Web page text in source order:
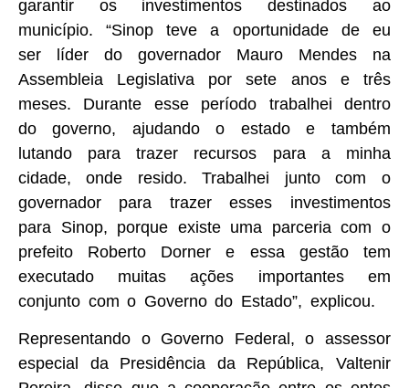
garantir os investimentos destinados ao
município. “Sinop teve a oportunidade de eu
ser líder do governador Mauro Mendes na
Assembleia Legislativa por sete anos e três
meses. Durante esse período trabalhei dentro
do governo, ajudando o estado e também
lutando para trazer recursos para a minha
cidade, onde resido. Trabalhei junto com o
governador para trazer esses investimentos
para Sinop, porque existe uma parceria com o
prefeito Roberto Dorner e essa gestão tem
executado muitas ações importantes em
conjunto com o Governo do Estado”, explicou.
Representando o Governo Federal, o assessor
especial da Presidência da República, Valtenir